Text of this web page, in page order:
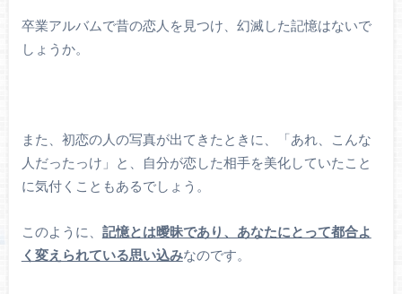
卒業アルバムで昔の恋人を見つけ、幻滅した記憶はないで
しょうか。
また、初恋の人の写真が出てきたときに、「あれ、こんな
人だったっけ」と、自分が恋した相手を美化していたこと
に気付くこともあるでしょう。
このように、 記憶とは曖昧であり、あなたにとって都合よ
く変えられている思い込みなのです。